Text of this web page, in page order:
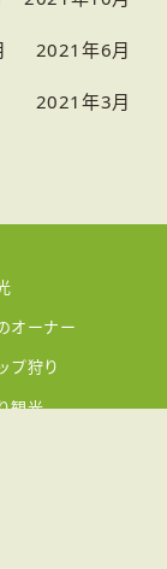
2021年6月
2021年3月
オーナー
プ狩り
観光